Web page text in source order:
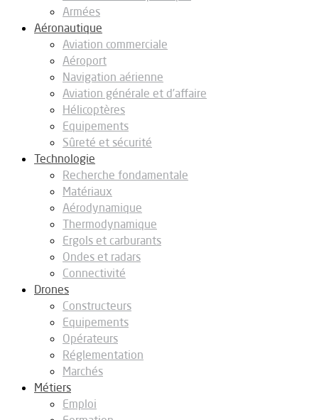
Armées
Aéronautique
Aviation commerciale
Aéroport
Navigation aérienne
Aviation générale et d’affaire
Hélicoptères
Equipements
Sûreté et sécurité
Technologie
Recherche fondamentale
Matériaux
Aérodynamique
Thermodynamique
Ergols et carburants
Ondes et radars
Connectivité
Drones
Constructeurs
Equipements
Opérateurs
Réglementation
Marchés
Métiers
Emploi